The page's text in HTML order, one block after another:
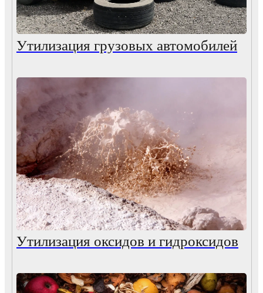
Утилизация грузовых автомобилей
Утилизация оксидов и гидроксидов